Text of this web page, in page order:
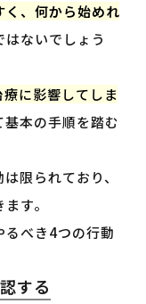
く、何から始めれ
はないでしょう
に影響してしま
本の手順を踏む
限られており、
す。
るべき4つの行動
する